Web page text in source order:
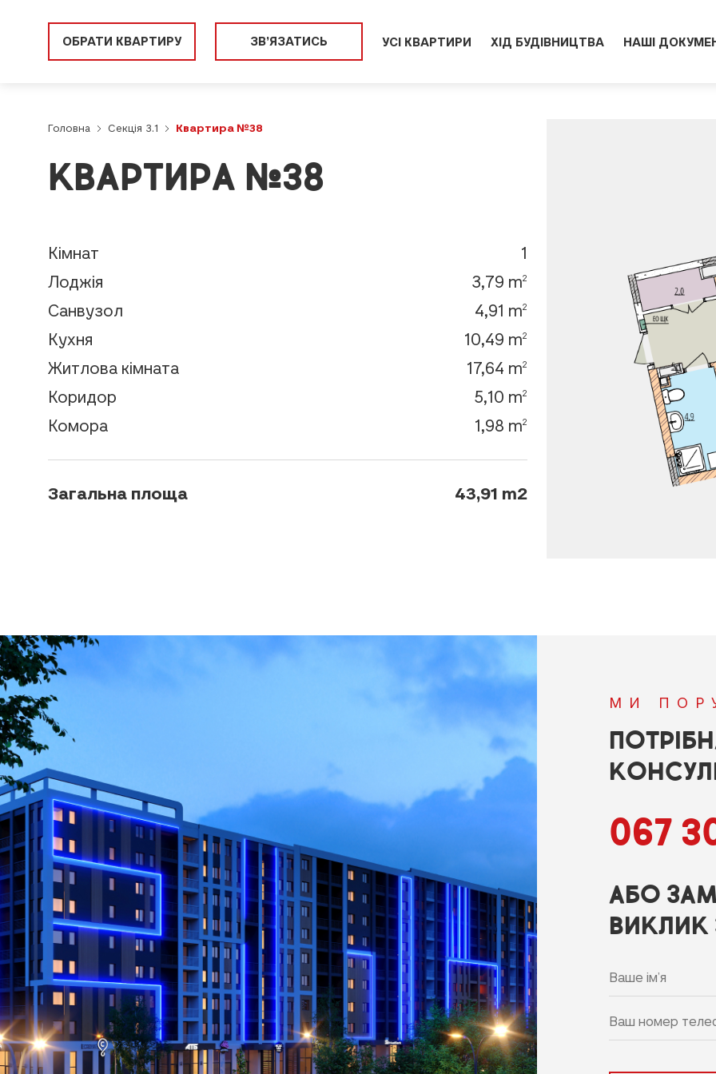
ОБРАТИ КВАРТИРУ ЗВ’ЯЗАТИСЬ УСІ КВАРТИРИ ХІД БУДІВНИЦТВА НАШІ
Головна Секція 3.1 Квартира №38
КВАРТИРА №38
Кімнат
1
Лоджія
3,79 m2
Санвузол 4,91 m2
Кухня 10,49 m2
Житлова кімната 17,64 m2
Коридор 5,10 m2
Комора 1,98 m2
Загальна площа 43,91 m2
МИ
067
АБО
ВИКЛИК